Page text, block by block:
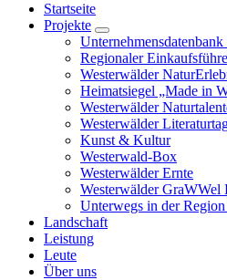
Startseite
Projekte
Regionaler
Westerwälder
Heimatsiegel „Made in
Westerwälder
Westerwälder
Kunst & Kultur
Westerwald-Box
Westerwälder Ernte
Westerwälder GraWWel
Unterwegs in der
Landschaft
Leistung
Leute
Über uns